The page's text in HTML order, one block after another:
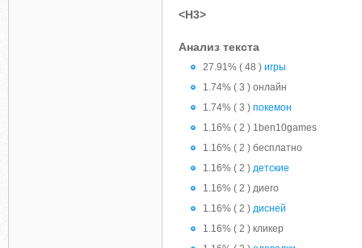
<H3>
Анализ текста
27.91% ( 48 ) игры
1.74% ( 3 ) онлайн
1.74% ( 3 ) покемон
1.16% ( 2 ) 1ben10games
1.16% ( 2 ) бесплатно
1.16% ( 2 ) детские
1.16% ( 2 ) диего
1.16% ( 2 ) дисней
1.16% ( 2 ) кликер